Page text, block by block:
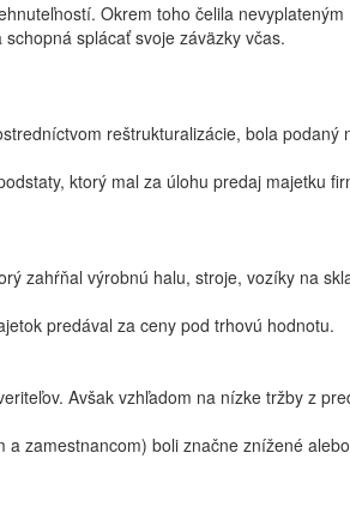
Okrem toho čelila nevyplateným
splácať svoje záväzky včas.
reštrukturalizácie, bola podaný
ktorý mal za úlohu predaj majetku
zahŕňal výrobnú halu, stroje, vozíky na
predával za ceny pod trhovú hodnotu.
Avšak vzhľadom na nízke tržby z
zamestnancom) boli značne znížené